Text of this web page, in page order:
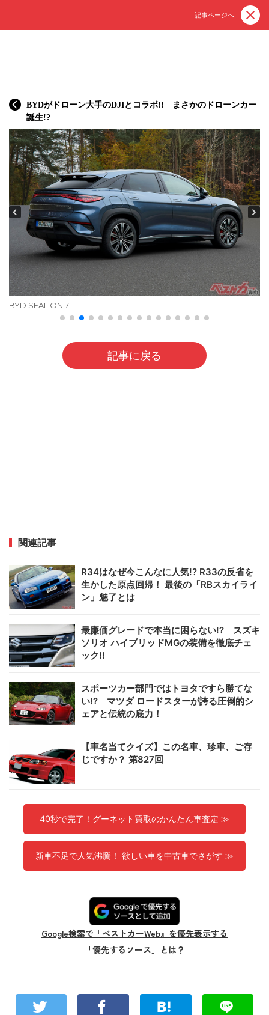
記事ページへ
BYDがドローン大手のDJIとコラボ!! まさかのドローンカー
誕生!?
BYD SEALION 7
記事に戻る
関連記事
R34はなぜ今こんなに人気!? R33の反省を
生かした原点回帰！ 最後の「RBスカイライ
ン」魅了とは
最廉価グレードで本当に困らない!? スズキ
ソリオ ハイブリッドMGの装備を徹底チェ
ック!!
スポーツカー部門ではトヨタですら勝てな
い!? マツダ ロードスターが誇る圧倒的シ
ェアと伝統の底力！
【車名当てクイズ】この名車、珍車、ご存
じですか？ 第827回
40秒で完了！グーネット買取のかんたん車査定 ≫
新車不足で人気沸騰！ 欲しい車を中古車でさがす ≫
Google検索で『ベストカーWeb』を優先表示する
「優先するソース」とは？